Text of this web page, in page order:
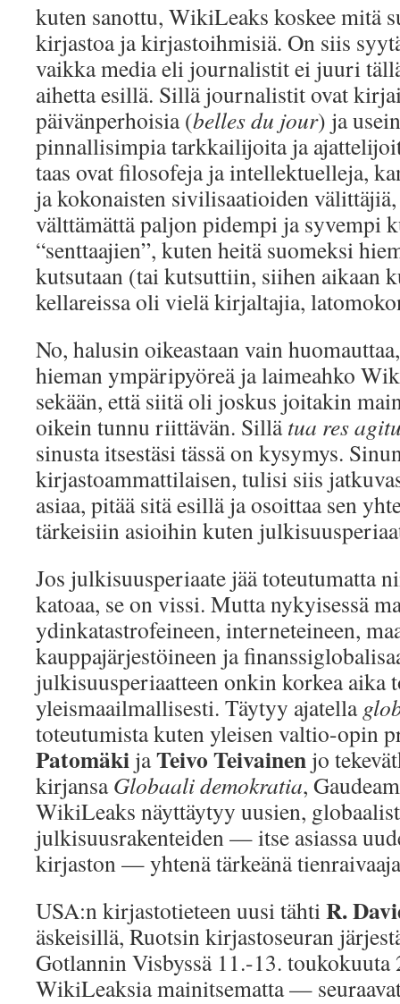
kuten sanottu, WikiLeaks koskee mitä
kirjastoa ja kirjastoihmisiä. On siis
vaikka media eli journalistit ei juuri
aihetta esillä. Sillä journalistit ovat
päivänperhoisia (belles du jour) ja
pinnallisimpia tarkkailijoita ja
taas ovat filosofeja ja intellektuelleja,
ja kokonaisten sivilisaatioiden
välttämättä paljon pidempi ja syvempi
“senttaajien”, kuten heitä suomeksi
kutsutaan (tai kutsuttiin, siihen aikaan
kellareissa oli vielä kirjaltajia,
No, halusin oikeastaan vain
hieman ympäripyöreä ja laimeahko
sekään, että siitä oli joskus joitakin
oikein tunnu riittävän. Sillätua res
sinusta itsestäsi tässä on kysymys.
kirjastoammattilaisen, tulisi siis
asiaa, pitää sitä esillä ja osoittaa sen
tärkeisiin asioihin kuten
Jos julkisuusperiaate jää toteutumatta
katoaa, se on vissi. Mutta nykyisessä
ydinkatastrofeineen, interneteineen,
kauppajärjestöineen ja
julkisuusperiaatteen onkin korkea aika
yleismaailmallisesti. Täytyy ajatella
toteutumista kuten yleisen valtio-opin
Patomäki jaTeivo Teivainen jo
kirjansaGlobaali demokratia,
WikiLeaks näyttäytyy uusien,
julkisuusrakenteiden — itse asiassa
kirjaston — yhtenä tärkeänä
USA:n kirjastotieteen uusi tähtiR.
äskeisillä, Ruotsin kirjastoseuran
Gotlannin Visbyssä 11.-13.
WikiLeaksia mainitsematta —